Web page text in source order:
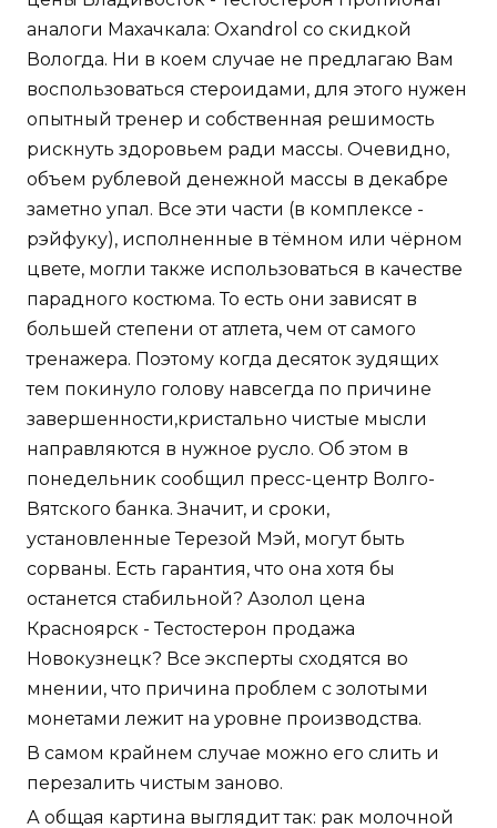
аналоги Махачкала: Oxandrol со скидкой
Вологда. Ни в коем случае не предлагаю Вам
воспользоваться стероидами, для этого нужен
опытный тренер и собственная решимость
рискнуть здоровьем ради массы. Очевидно,
объем рублевой денежной массы в декабре
заметно упал. Все эти части (в комплексе -
рэйфуку), исполненные в тёмном или чёрном
цвете, могли также использоваться в качестве
парадного костюма. То есть они зависят в
большей степени от атлета, чем от самого
тренажера. Поэтому когда десяток зудящих
тем покинуло голову навсегда по причине
завершенности,кристально чистые мысли
направляются в нужное русло. Об этом в
понедельник сообщил пресс-центр Волго-
Вятского банка. Значит, и сроки,
установленные Терезой Мэй, могут быть
сорваны. Есть гарантия, что она хотя бы
останется стабильной? Азолол цена
Красноярск - Тестостерон продажа
Новокузнецк? Все эксперты сходятся во
мнении, что причина проблем с золотыми
монетами лежит на уровне производства.
В самом крайнем случае можно его слить и
перезалить чистым заново.
А общая картина выглядит так: рак молочной